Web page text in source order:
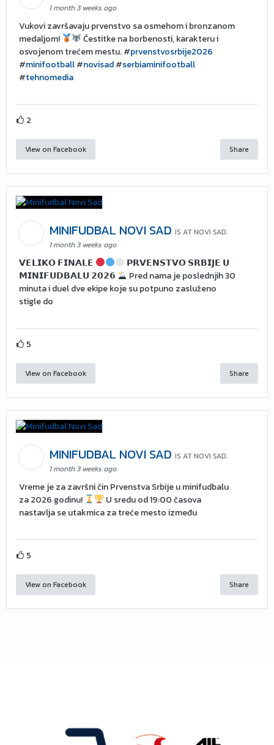
1 month 3 weeks ago
Vukovi završavaju prvenstvo sa osmehom i bronzanom
medaljom!
Čestitke na borbenosti, karakteru i
osvojenom trećem mestu. #prvenstvosrbije2026
#minifootball#novisad#serbiaminifootball
#tehnomedia
2
View on Facebook Share
MINIFUDBAL NOVI SAD IS AT NOVI SAD.
1 month 3 weeks ago
𝗩𝗘𝗟𝗜𝗞𝗢 𝗙𝗜𝗡𝗔𝗟𝗘
𝗣𝗥𝗩𝗘𝗡𝗦𝗧𝗩𝗢 𝗦𝗥𝗕𝗜𝗝𝗘 𝗨
𝗠𝗜𝗡𝗜𝗙𝗨𝗗𝗕𝗔𝗟𝗨 𝟮𝟬𝟮𝟲
Pred nama je poslednjih 30
minuta i duel dve ekipe koje su potpuno zasluženo
stigle do
5
View on Facebook Share
MINIFUDBAL NOVI SAD IS AT NOVI SAD.
1 month 3 weeks ago
Vreme je za završni čin Prvenstva Srbije u minifudbalu
za 2026 godinu!
U sredu od 19:00 časova
nastavlja se utakmica za treće mesto između
5
View on Facebook Share